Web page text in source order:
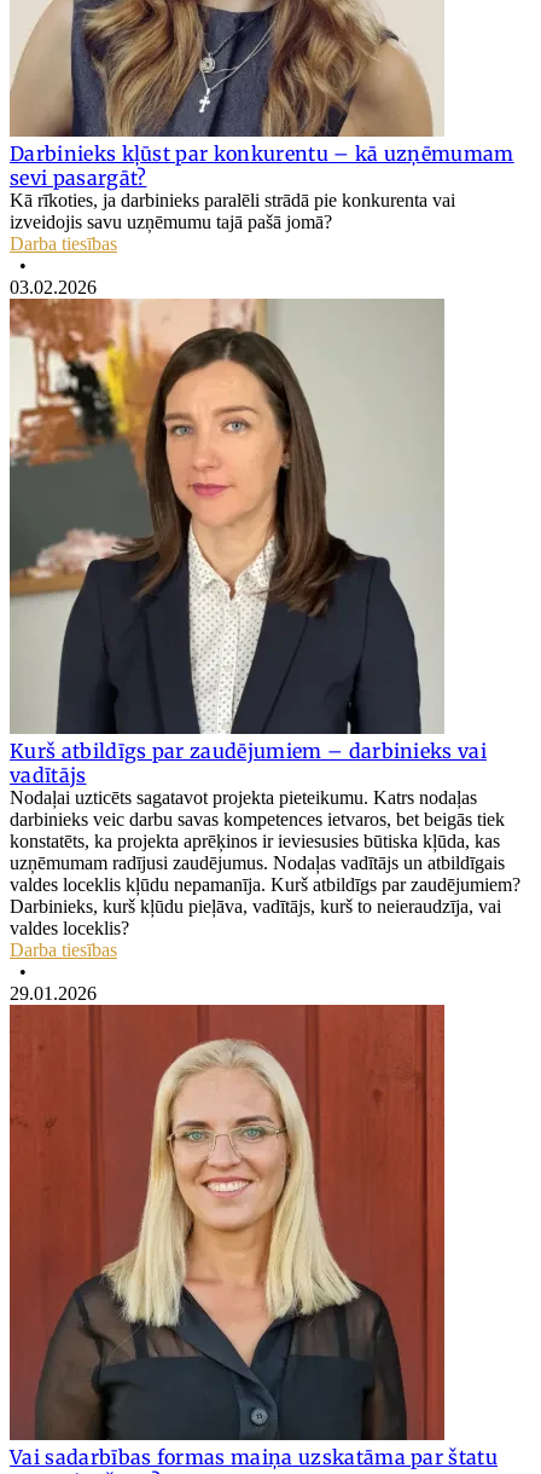
Darbinieks kļūst par konkurentu – kā uzņēmumam
sevi pasargāt?
Kā rīkoties, ja darbinieks paralēli strādā pie konkurenta vai
izveidojis savu uzņēmumu tajā pašā jomā?
Darba tiesības
•
03.02.2026
Kurš atbildīgs par zaudējumiem – darbinieks vai
vadītājs
Nodaļai uzticēts sagatavot projekta pieteikumu. Katrs nodaļas
darbinieks veic darbu savas kompetences ietvaros, bet beigās tiek
konstatēts, ka projekta aprēķinos ir ieviesusies būtiska kļūda, kas
uzņēmumam radījusi zaudējumus. Nodaļas vadītājs un atbildīgais
valdes loceklis kļūdu nepamanīja. Kurš atbildīgs par zaudējumiem?
Darbinieks, kurš kļūdu pieļāva, vadītājs, kurš to neieraudzīja, vai
valdes loceklis?
Darba tiesības
•
29.01.2026
Vai sadarbības formas maiņa uzskatāma par štatu